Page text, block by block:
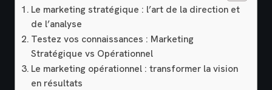
Le marketing stratégique : l’art de la direction et
de l’analyse
Testez vos connaissances : Marketing
Stratégique vs Opérationnel
Le marketing opérationnel : transformer la vision
en résultats